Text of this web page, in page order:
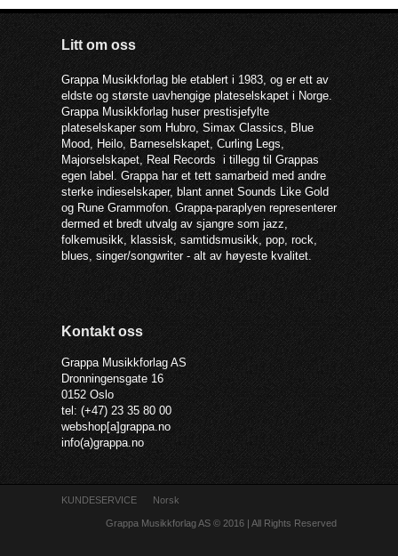
Litt om oss
Grappa Musikkforlag ble etablert i 1983, og er ett av
eldste og største uavhengige plateselskapet i Norge.
Grappa Musikkforlag huser prestisjefylte
plateselskaper som Hubro, Simax Classics, Blue
Mood, Heilo, Barneselskapet, Curling Legs,
Majorselskapet, Real Records i tillegg til Grappas
egen label. Grappa har et tett samarbeid med andre
sterke indieselskaper, blant annet Sounds Like Gold
og Rune Grammofon. Grappa-paraplyen representerer
dermed et bredt utvalg av sjangre som jazz,
folkemusikk, klassisk, samtidsmusikk, pop, rock,
blues, singer/songwriter - alt av høyeste kvalitet.
Kontakt oss
Grappa Musikkforlag AS
Dronningensgate 16
0152 Oslo
tel: (+47) 23 35 80 00
webshop[a]grappa.no
info(a)grappa.no
KUNDESERVICE Norsk
Grappa Musikkforlag AS © 2016 | All Rights Reserved